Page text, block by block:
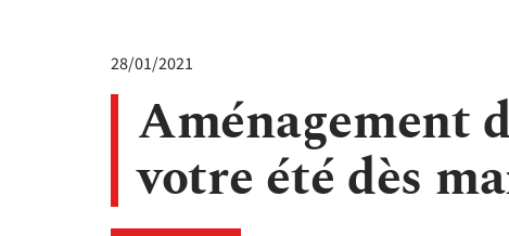
28/01/2021
Aménagement
votre été dès